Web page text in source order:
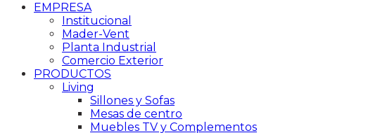
EMPRESA
Institucional
Mader-Vent
Planta Industrial
Comercio Exterior
PRODUCTOS
Living
Sillones y Sofas
Mesas de centro
Muebles TV y Complementos